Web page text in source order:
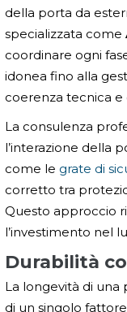
della porta da
specializzata come
coordinare ogni
idonea fino alla
coerenza tecnica
La consulenza
l’interazione della
come le grate di
corretto tra
Questo approccio
l’investimento nel
Durabilità
La longevità di una
di un singolo